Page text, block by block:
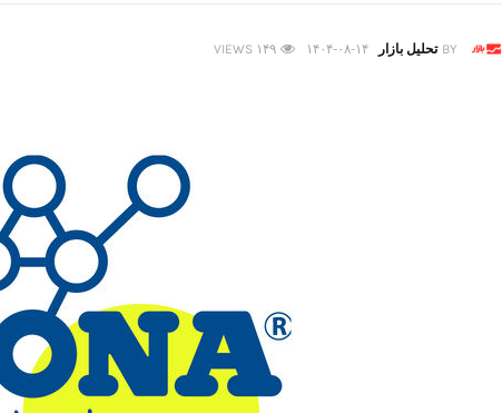
BY تحلیل بازار ۱۴۰۴-۰۸-۱۴ ۱۴۹ VIEWS